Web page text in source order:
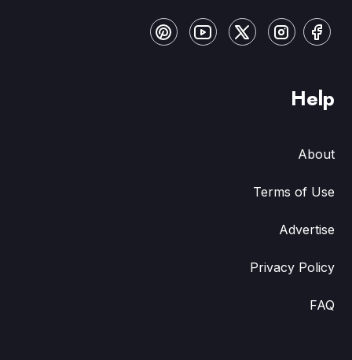
Help
About
Terms of Use
Advertise
Privacy Policy
FAQ